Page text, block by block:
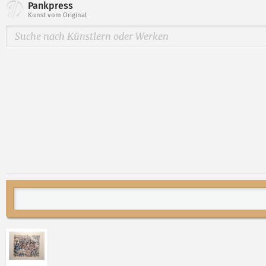
Pankpress
Kunst vom Original
Abbildung 2 von „Familie am Tisch“ von Rolf